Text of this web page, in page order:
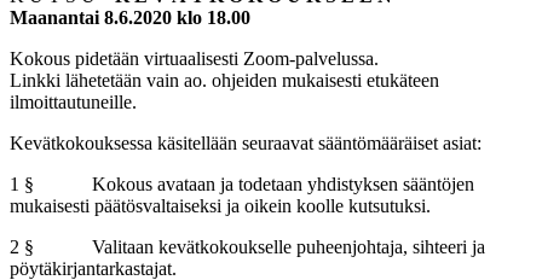
Maanantai 8.6.2020 klo 18.00
Kokous pidetään virtuaalisesti Zoom-palvelussa.
Linkki lähetetään vain ao. ohjeiden mukaisesti etukäteen
ilmoittautuneille.
Kevätkokouksessa käsitellään seuraavat sääntömääräiset asiat:
1 § Kokous avataan ja todetaan yhdistyksen sääntöjen
mukaisesti päätösvaltaiseksi ja oikein koolle kutsutuksi.
2 § Valitaan kevätkokoukselle puheenjohtaja, sihteeri ja
pöytäkirjantarkastajat.